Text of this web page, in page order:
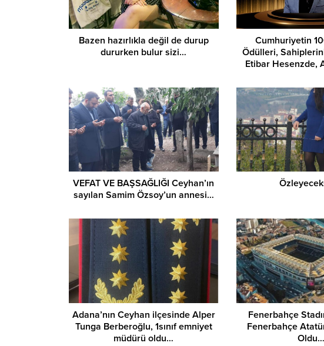
Bazen hazırlıkla değil de durup
dururken bulur sizi…
Cumhuriyetin
Ödülleri,
Etibar Hesenzde,
VEFAT VE BAŞSAĞLIĞI Ceyhan’ın
sayılan Samim Özsoy’un annesi…
Adana’nın Ceyhan ilçesinde Alper
Tunga Berberoğlu, 1sınıf emniyet
müdürü oldu…
Fenerbahçe
Fenerbahçe
Oldu…